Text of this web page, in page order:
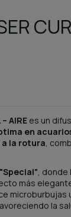
AIREes un
en
la rotura ,
, donde
más
microburbujas
la